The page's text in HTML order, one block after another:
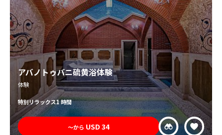
アバノトゥバニ硫黄浴体験
体験
特別リラックス1 時間
〜から USD34